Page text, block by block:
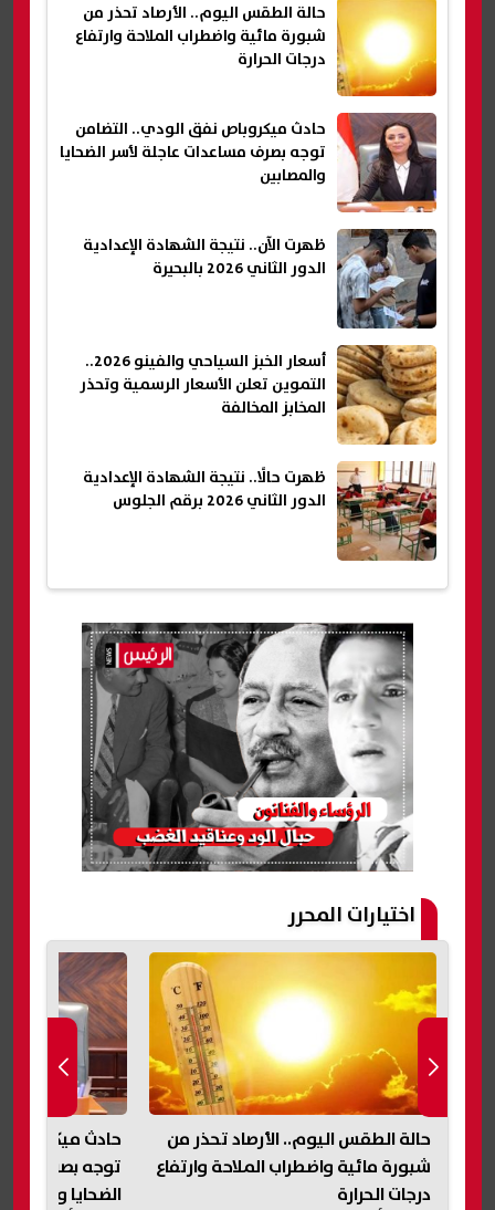
حالة الطقس اليوم.. الأرصاد تحذر من
شبورة مائية واضطراب الملاحة وارتفاع
درجات الحرارة
حادث ميكروباص نفق الودي.. التضامن
توجه بصرف مساعدات عاجلة لأسر الضحايا
والمصابين
ظهرت الآن.. نتيجة الشهادة الإعدادية
الدور الثاني 2026 بالبحيرة
أسعار الخبز السياحي والفينو 2026..
التموين تعلن الأسعار الرسمية وتحذر
المخابز المخالفة
ظهرت حالًا.. نتيجة الشهادة الإعدادية
الدور الثاني 2026 برقم الجلوس
اختيارات المحرر
حالة الطقس اليوم.. الأرصاد تحذر من
شبورة مائية واضطراب الملاحة وارتفاع
درجات الحرارة
حادث ميكروباص
توجه بصرف
الضحايا